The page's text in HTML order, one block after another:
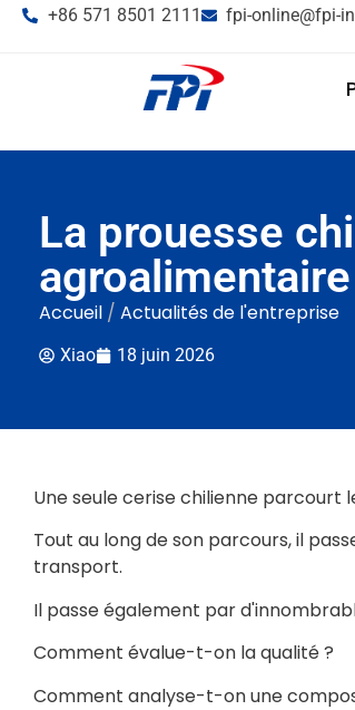
+86 571 8501 2111 fpi-online@fpi-
La prouesse
agroalimentaire
Accueil/ Actualités de l'entreprise
Xiao 18 juin 2026
Une seule cerise chilienne parcourt
Tout au long de son parcours, il
transport.
Il passe également par
Comment évalue-t-on la qualité ?
Comment analyse-t-on une